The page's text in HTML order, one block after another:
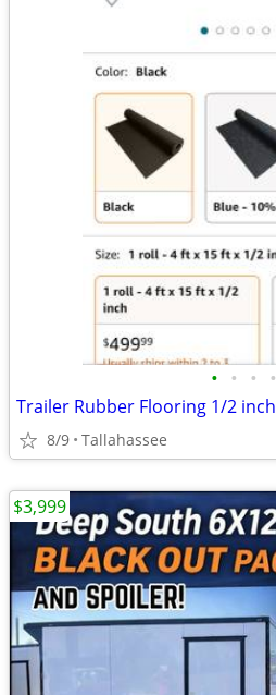
• • • •
Trailer Rubber Flooring 1/2 inch
8/9 Tallahassee
$3,999